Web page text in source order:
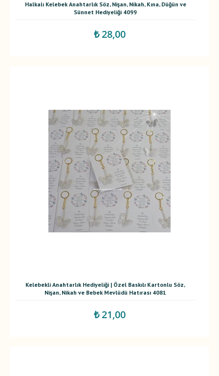
Halkalı Kelebek Anahtarlık Söz, Nişan, Nikah, Kına, Düğün ve
Sünnet Hediyeliği 4099
₺ 28,00
Kelebekli Anahtarlık Hediyeliği | Özel Baskılı Kartonlu Söz,
Nişan, Nikah ve Bebek Mevlüdü Hatırası 4081
₺ 21,00